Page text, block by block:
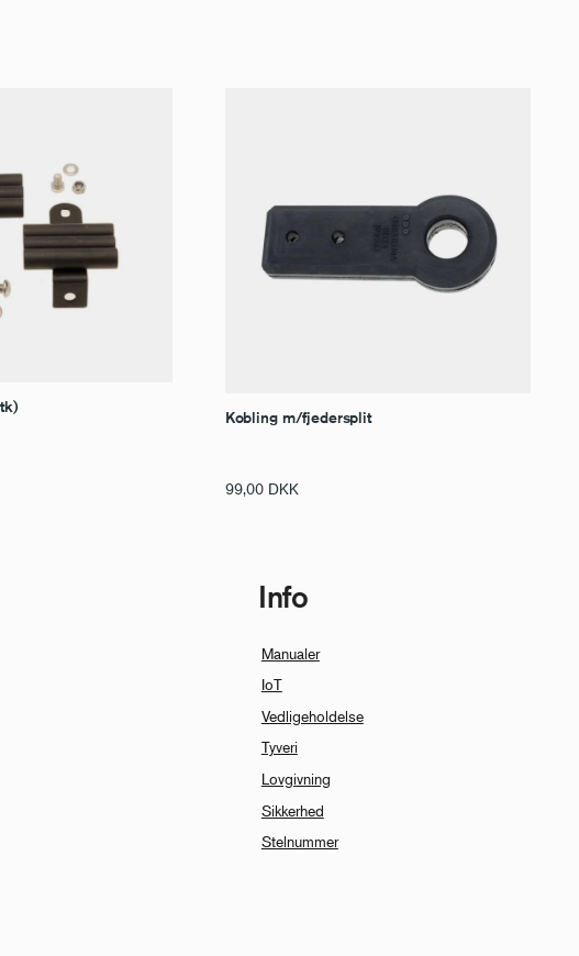
Kobling m/fjedersplit
99,00 DKK
Info
Manualer
IoT
Vedligeholdelse
Tyveri
Lovgivning
Sikkerhed
Stelnummer